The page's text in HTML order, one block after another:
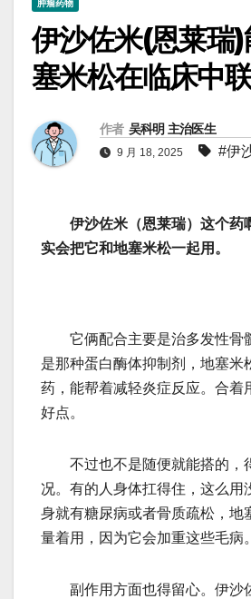
肿瘤药物
伊沙佐米(恩莱瑞
塞米松在临床中
作者 吴科明 主治医生
9 月 18, 2025 #伊
伊沙佐米（恩莱瑞）这个药
实会把它和地塞米松一起用。
它俩配合主要是治多发性骨
是那种蛋白酶体抑制剂，地塞米
药，能帮着减轻炎症反应。合着
好点。
不过也不是随便就能搭的，
况。有的人身体扛得住，这么用
身就有糖尿病或者骨质疏松，地
量着用，因为它会加重这些毛病。
副作用方面也得留心。伊沙